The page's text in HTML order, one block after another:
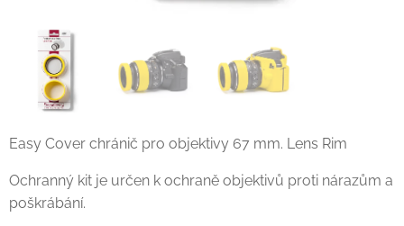
Easy Cover chránič pro objektivy 67 mm. Lens Rim
Ochranný kit je určen k ochraně objektivů proti nárazům a
poškrábání.